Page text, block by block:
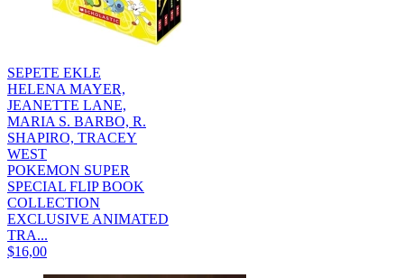
SEPETE EKLE
HELENA MAYER,
JEANETTE LANE,
MARIA S. BARBO, R.
SHAPIRO, TRACEY
WEST
POKEMON SUPER
SPECIAL FLIP BOOK
COLLECTION
EXCLUSIVE ANIMATED
TRA...
$16,00